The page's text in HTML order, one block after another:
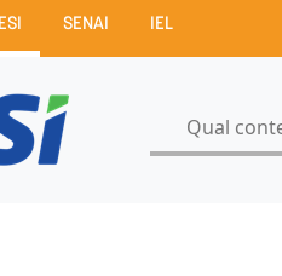
SENAI IEL